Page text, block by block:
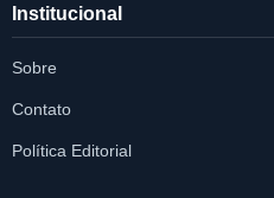
Institucional
Sobre
Contato
Política Editorial